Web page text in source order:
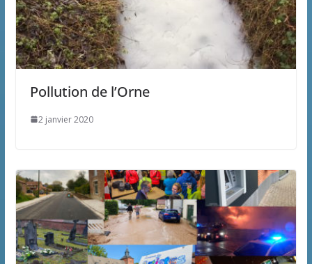
Pollution de l’Orne
2 janvier 2020